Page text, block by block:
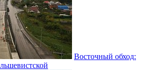
Восточный обход: